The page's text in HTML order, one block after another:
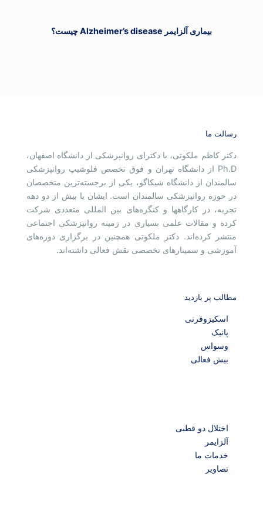
بیماری آلزایمر Alzheimer’s disease چیست؟
رسالت ما
دکتر کاظم ملکوتی، با دکترای روانپزشکی از دانشگاه اصفهان،
Ph.D از دانشگاه تهران و فوق تخصص فلوشیپ روانپزشکی
سالمندان از دانشگاه شیکاگو، یکی از برجسته‌ترین متخصصان
در حوزه روانپزشکی سالمندان است. ایشان با بیش از دو دهه
تجربه، در کارگاهها و کنگره‌های بین المللی متعددی شرکت
کرده و مقالات علمی بسیاری در زمینه روانپزشکی اجتماعی
منتشر کرده‌اند. دکتر ملکوتی همچنین در برگزاری دوره‌های
آموزشی و سمینارهای تخصصی نقش فعالی داشته‌اند.
مطالب پر بازدید
اسکیزوفرنی
پانیک
وسواس
بیش فعالی
اختلال دو قطبی
آلزایمر
خدمات ما
تصاویر